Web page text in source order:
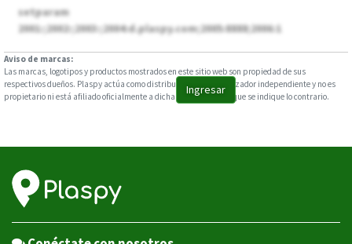
Ingresar
setparam
2001:;2002:;2003:;2004:d.plaspy.com;2005:8888;2006:1
Aviso de marcas:
Las marcas, logotipos y productos mostrados en este sitio web son propiedad de sus
respectivos dueños. Plaspy actúa como distribuidor y comercializador independiente y no es
propietario ni está afiliado oficialmente a dichas marcas, salvo que se indique lo contrario.